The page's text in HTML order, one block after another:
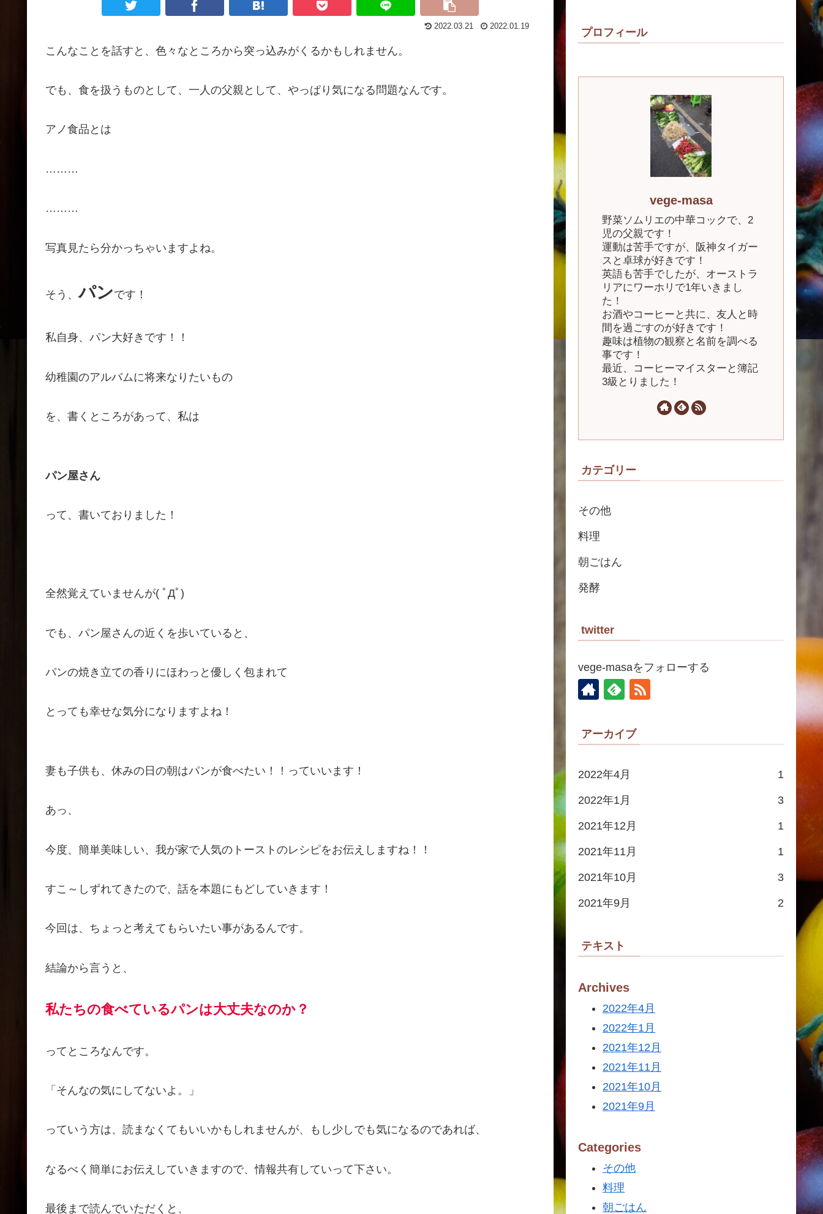
2022.03.21 2022.01.19
こんなことを話すと、色々なところから突っ込みがくるかもしれません。
でも、食を扱うものとして、一人の父親として、やっぱり気になる問題なんです。
アノ食品とは
………
………
写真見たら分かっちゃいますよね。
そう、パンです！
私自身、パン大好きです！！
幼稚園のアルバムに将来なりたいもの
を、書くところがあって、私は
パン屋さん
って、書いておりました！
全然覚えていませんが( ﾟДﾟ)
でも、パン屋さんの近くを歩いていると、
パンの焼き立ての香りにほわっと優しく包まれて
とっても幸せな気分になりますよね！
妻も子供も、休みの日の朝はパンが食べたい！！っていいます！
あっ、
今度、簡単美味しい、我が家で人気のトーストのレシピをお伝えしますね！！
すこ～しずれてきたので、話を本題にもどしていきます！
今回は、ちょっと考えてもらいたい事があるんです。
結論から言うと、
私たちの食べているパンは大丈夫なのか？
ってところなんです。
「そんなの気にしてないよ。」
っていう方は、読まなくてもいいかもしれませんが、もし少しでも気になるのであれば、
なるべく簡単にお伝えしていきますので、情報共有していって下さい。
最後まで読んでいただくと、
プロフィール
vege-masa
野菜ソムリエの中華コックで、2
児の父親です！
運動は苦手ですが、阪神タイガー
スと卓球が好きです！
英語も苦手でしたが、オーストラ
リアにワーホリで1年いきまし
た！
お酒やコーヒーと共に、友人と時
間を過ごすのが好きです！
趣味は植物の観察と名前を調べる
事です！
最近、コーヒーマイスターと簿記
3級とりました！
カテゴリー
その他
料理
朝ごはん
発酵
twitter
vege-masaをフォローする
アーカイブ
2022年4月 1
2022年1月 3
2021年12月 1
2021年11月 1
2021年10月 3
2021年9月 2
テキスト
Archives
2022年4月
2022年1月
2021年12月
2021年11月
2021年10月
2021年9月
Categories
その他
料理
朝ごはん